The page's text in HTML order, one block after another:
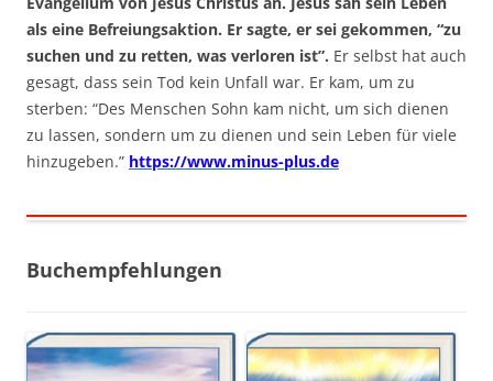
als eine Befreiungsaktion. Er sagte, er sei gekommen, “zu
suchen und zu retten, was verloren ist”. Er selbst hat auch
gesagt, dass sein Tod kein Unfall war. Er kam, um zu
sterben: “Des Menschen Sohn kam nicht, um sich dienen
zu lassen, sondern um zu dienen und sein Leben für viele
hinzugeben.” https://www.minus-plus.de
Buchempfehlungen